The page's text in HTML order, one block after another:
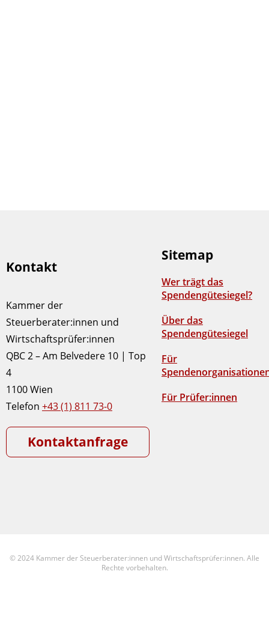
Kontakt
Kammer der
Steuerberater:innen und
Wirtschaftsprüfer:innen
QBC 2 – Am Belvedere 10 | Top
4
1100 Wien
Telefon +43 (1) 811 73-0
Kontaktanfrage
Sitemap
Wer trägt das
Spendengütesiegel?
Über das
Spendengütesiegel
Für
Für Prüfer:innen
© 2024 Kammer der Steuerberater:innen und Wirtschaftsprüfer:innen. Alle
Rechte vorbehalten.